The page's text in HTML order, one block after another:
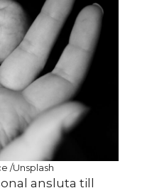
/Unsplash
ansluta till